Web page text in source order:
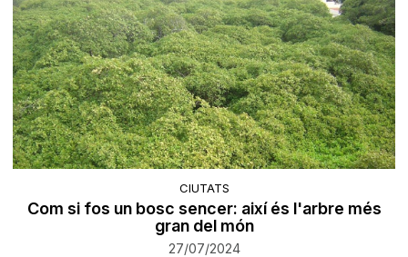
CIUTATS
Com si fos un bosc sencer: així és l'arbre més
gran del món
27/07/2024